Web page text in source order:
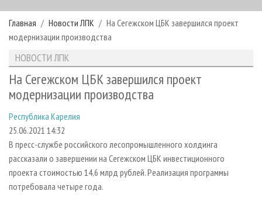
РУБРИКИ И ТЕМЫ
РУБРИКИ ЖУРНАЛА
ЛЕСОЗАГОТОВКА
ЛЕСОПИЛЕНИЕ
СУШКА ДРЕВЕСИНЫ
ПРОИЗВОДСТВО ДРЕВЕСНЫХ ПЛИТ
ДЕРЕВЯННОЕ ДОМОСТРОЕНИЕ
ПРОИЗВОДСТВО МЕБЕЛИ
НОВОСТИ
НОВОСТИ ЛПК
НОВОСТИ ЖУРНАЛА
ПРОЕКТЫ ЛПИ
АНАЛИТИКА
ПРЕДПРИЯТИЯ ЛПК
ПЕРСОНЫ
МОБИЛЬНЫЕ ВЫСТАВКИ
ОФИЦИАЛЬНЫЕ ДЕЛЕГАЦИИ
ПРИОРИТЕТНЫЕ ИНВЕСТПРОЕКТЫ
АРХИВ
АРХИВ ЖУРНАЛОВ
СТАТЬИ
О ЖУРНАЛЕ
ПОДПИСКА
КОНТАКТЫ
РЕКЛАМОДАТЕЛЯМ
РЕКЛАМА
РЕКЛАМА НА САЙТЕ
Главная Новости ЛПК
На Сегежском ЦБК завершился проект
модернизации производства
НОВОСТИ ЛПК
На Сегежском ЦБК завершился проект
модернизации производства
Республика Карелия
25.06.2021 14:32
В пресс-службе российского лесопромышленного холдинга
рассказали о завершении на Сегежском ЦБК инвестиционного
проекта стоимостью 14,6 млрд рублей. Реализация программы
потребовала четыре года.